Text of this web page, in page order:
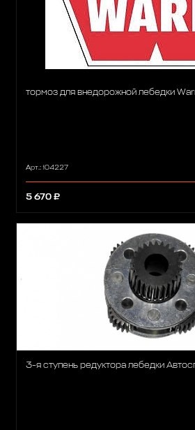
тормоз для внедорожной лебедки
Арт.: 104227
5 670 ₽
3-я ступень редуктора лебедки